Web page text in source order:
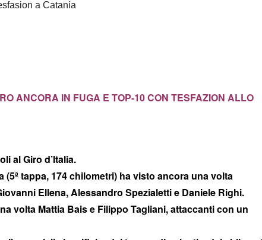
a Catania
ANCORA IN FUGA E TOP-10 CON TESFAZION ALLO
al Giro d’Italia.
tappa, 174 chilometri) ha visto ancora una volta
Ellena, Alessandro Spezialetti e Daniele Righi.
volta Mattia Bais e Filippo Tagliani, attaccanti con un